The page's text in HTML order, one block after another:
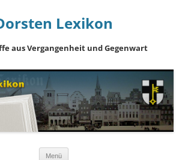
Lexikon
aus Vergangenheit und Gegenwart
Menü